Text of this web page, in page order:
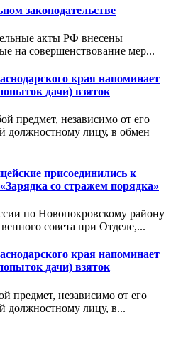
законодательстве
акты РФ внесены
на совершенствование мер...
края напоминает
дачи) взяток
предмет, независимо от его
должностному лицу, в обмен
присоединились к
со стражем порядка»
по Новопокровскому району
совета при Отделе,...
края напоминает
дачи) взяток
предмет, независимо от его
должностному лицу, в...